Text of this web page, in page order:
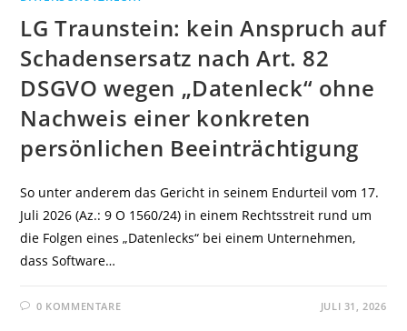
LG Traunstein: kein Anspruch auf
Schadensersatz nach Art. 82
DSGVO wegen „Datenleck“ ohne
Nachweis einer konkreten
persönlichen Beeinträchtigung
So unter anderem das Gericht in seinem Endurteil vom 17.
Juli 2026 (Az.: 9 O 1560/24) in einem Rechtsstreit rund um
die Folgen eines „Datenlecks“ bei einem Unternehmen,
dass Software…
0 KOMMENTARE JULI 31, 2026